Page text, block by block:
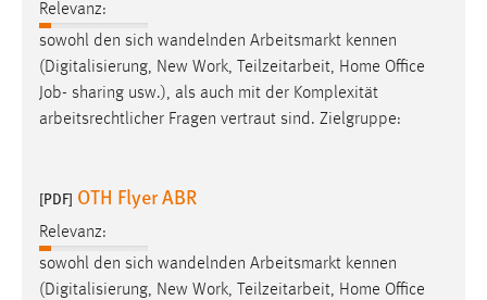
Relevanz:
sowohl den sich wandelnden Arbeitsmarkt kennen
(Digitalisierung, New Work, Teilzeitarbeit, Home Office
Job- sharing usw.), als auch mit der Komplexität
arbeitsrechtlicher Fragen vertraut sind. Zielgruppe:
[PDF] OTH Flyer ABR
Relevanz:
sowohl den sich wandelnden Arbeitsmarkt kennen
(Digitalisierung, New Work, Teilzeitarbeit, Home Office